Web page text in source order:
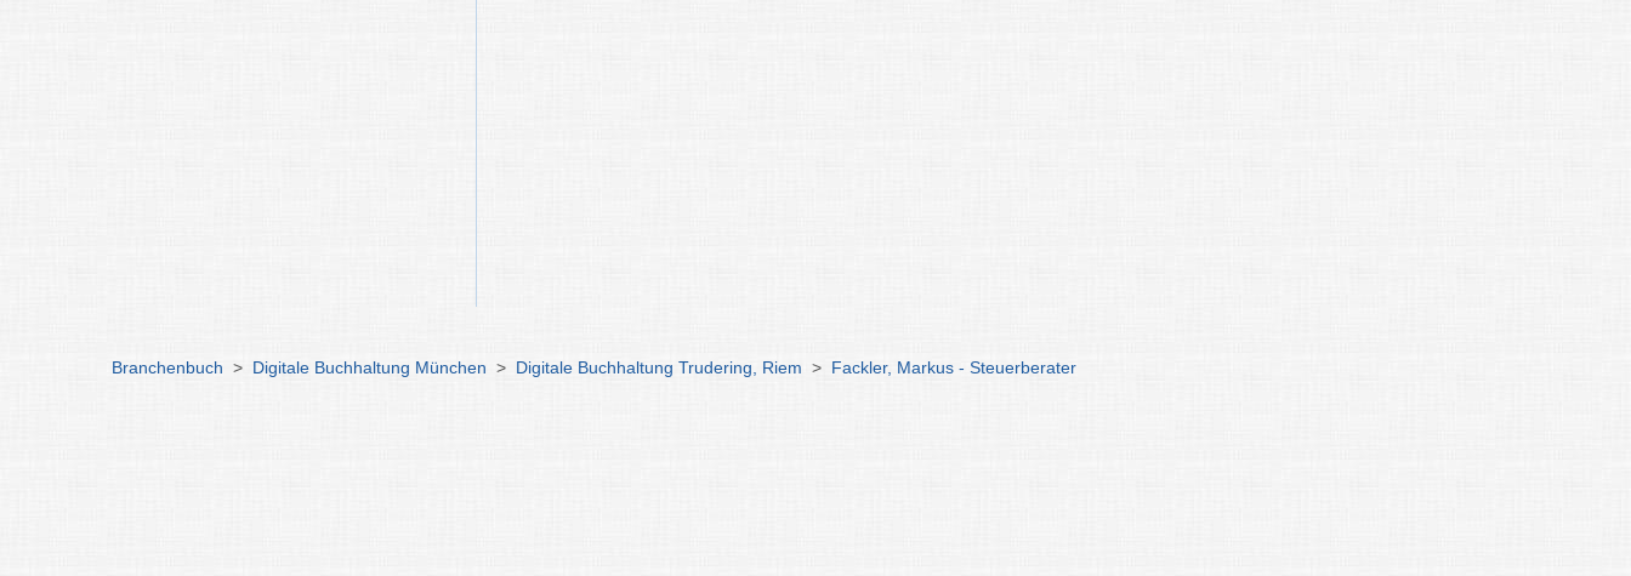
Branchenbuch > Digitale Buchhaltung München > Digitale Buchhaltung Trudering, Riem > Fackler, Markus - Steuerberater